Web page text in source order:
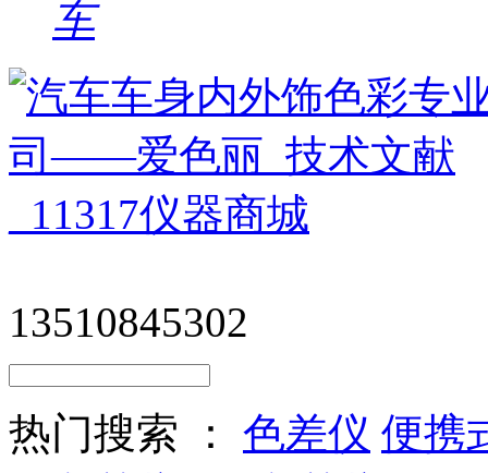
13510845302
热门搜索 ： 色差仪 便携